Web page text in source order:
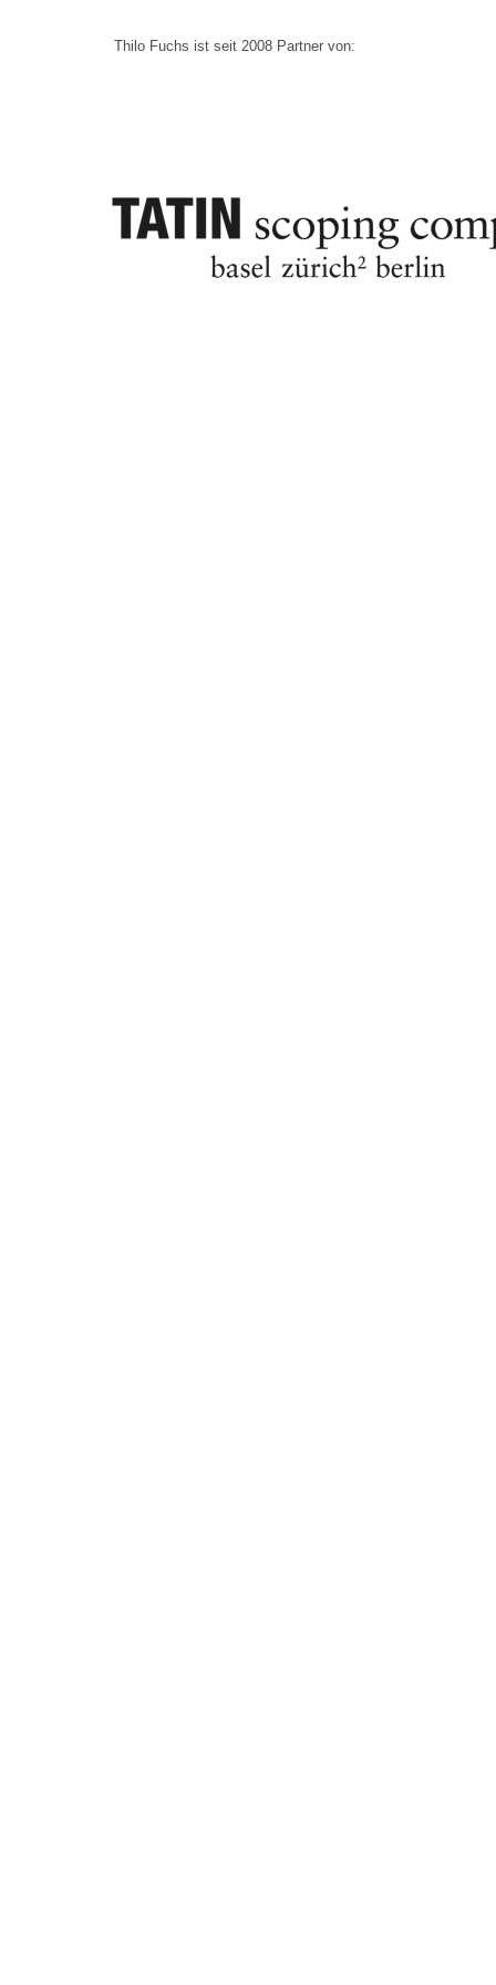
Thilo Fuchs ist seit 2008 Partner von: